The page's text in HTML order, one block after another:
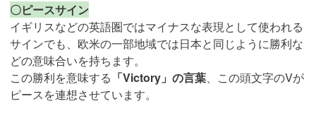
〇ピースサイン
イギリスなどの英語圏ではマイナスな表現として使われる
サインでも、欧米の一部地域では日本と同じように勝利な
どの意味合いを持ちます。
この勝利を意味する 「Victory」の言葉、この頭文字のVが
ピースを連想させています。